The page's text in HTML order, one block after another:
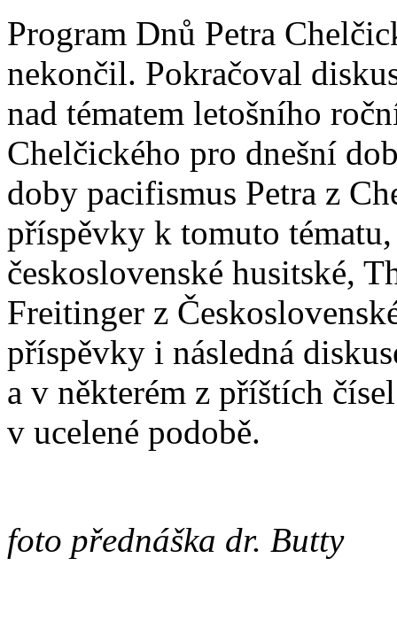
Program Dnů Petra
nekončil. Pokračoval
nad tématem letošního
Chelčického pro dnešní
doby pacifismus Petra z
příspěvky k tomuto
československé husitské,
Freitinger z
příspěvky i následná
a v některém z příštích
v ucelené podobě.
foto přednáška dr. Butty